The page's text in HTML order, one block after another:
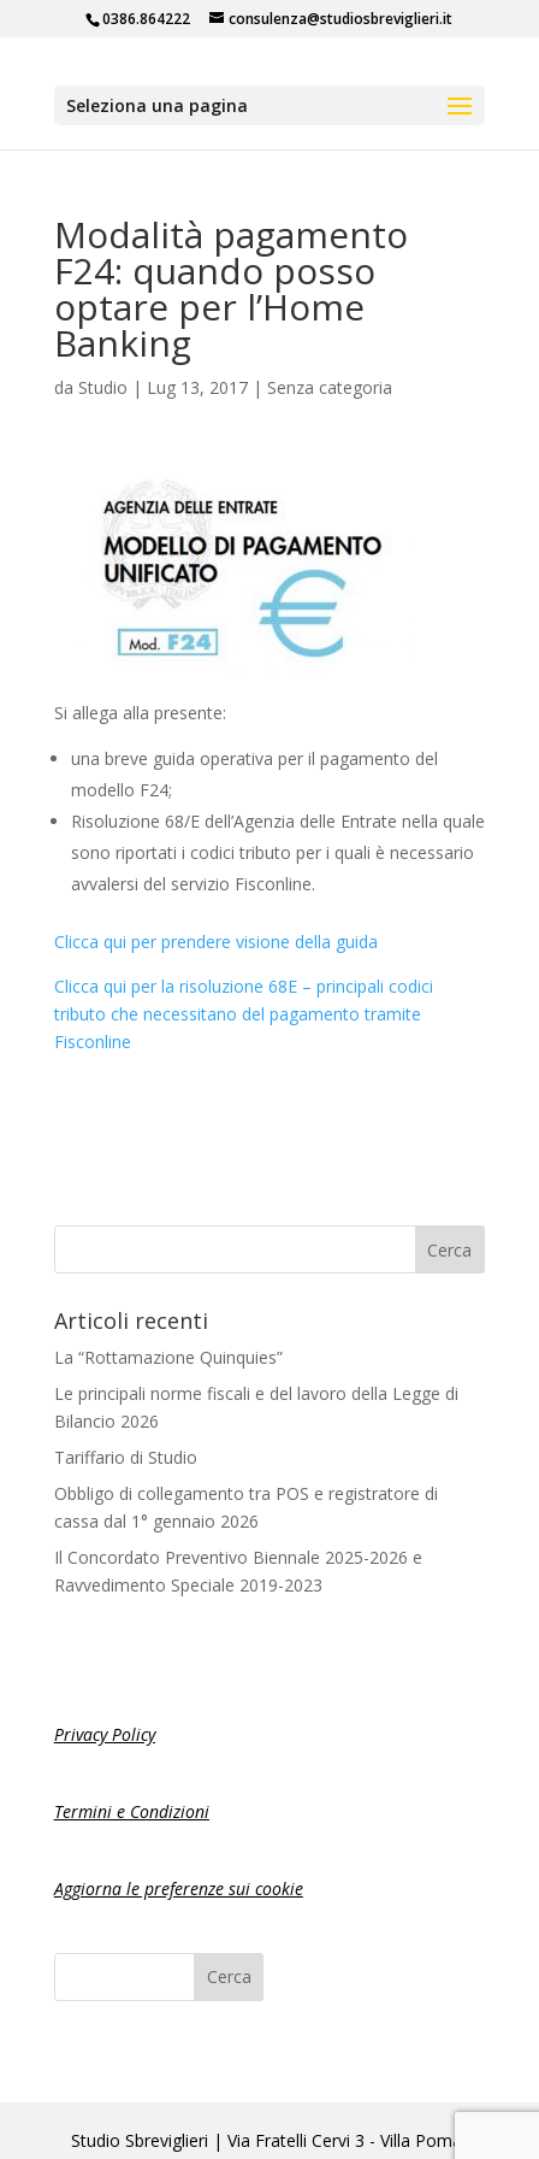
0386.864222 consulenza@studiosbreviglieri.it
Seleziona una pagina
Modalità pagamento
F24: quando posso
optare per l’Home
Banking
da Studio | Lug 13, 2017| Senza categoria
Si allega alla presente:
una breve guida operativa per il pagamento del
modello F24;
Risoluzione 68/E dell’Agenzia delle Entrate nella quale
sono riportati i codici tributo per i quali è necessario
avvalersi del servizio Fisconline.
Clicca qui per prendere visione della guida
Clicca qui per la risoluzione 68E – principali codici
tributo che necessitano del pagamento tramite
Fisconline
Articoli recenti
La “Rottamazione Quinquies”
Le principali norme fiscali e del lavoro della Legge di
Bilancio 2026
Tariffario di Studio
Obbligo di collegamento tra POS e registratore di
cassa dal 1° gennaio 2026
Il Concordato Preventivo Biennale 2025-2026 e
Ravvedimento Speciale 2019-2023
Privacy Policy
Termini e Condizioni
Aggiorna le preferenze sui cookie
Studio Sbreviglieri | Via Fratelli Cervi 3 - Villa Poma,